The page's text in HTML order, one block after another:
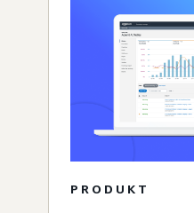
PRODUKT